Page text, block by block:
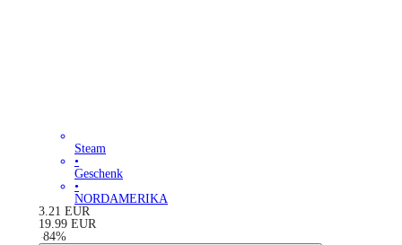
Steam
•
Geschenk
•
NORDAMERIKA
3.21 EUR
19.99 EUR
-84%